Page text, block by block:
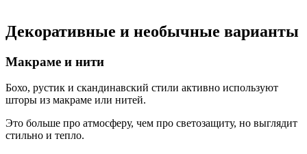
Декоративные и необычные варианты
Макраме и нити
Бохо, рустик и скандинавский стили активно используют
шторы из макраме или нитей.
Это больше про атмосферу, чем про светозащиту, но выглядит
стильно и тепло.